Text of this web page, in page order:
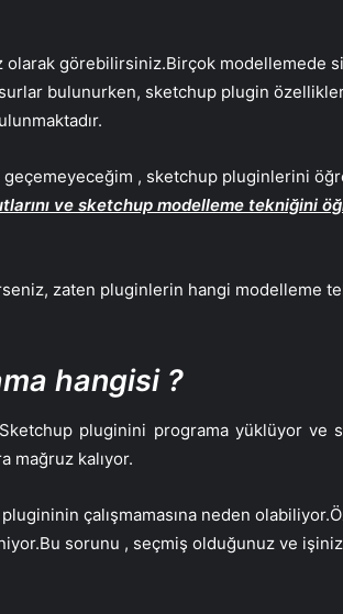
olarak görebilirsiniz.Birçok modellemede
bulunurken, sketchup plugin
, sketchup pluginlerini
ve sketchup modelleme tekniğini
zaten pluginlerin hangi modelleme
hangisi ?
Sketchup pluginini programa yüklüyor ve
mağruz kalıyor.
çalışmamasına neden
sorunu , seçmiş olduğunuz ve